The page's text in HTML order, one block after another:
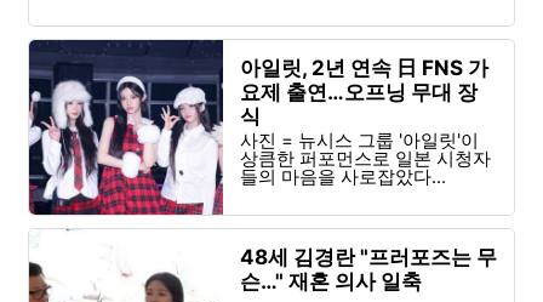
아일릿, 2년 연속 日 FNS 가
요제 출연…오프닝 무대 장
식
사진 = 뉴시스 그룹 '아일릿'이
상큼한 퍼포먼스로 일본 시청자
들의 마음을 사로잡았다...
48세 김경란 "프러포즈는 무
슨…" 재혼 의사 일축